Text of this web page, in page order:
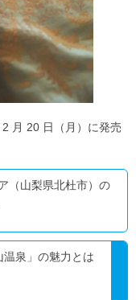
月 20 日（月）に発売
（⼭梨県北杜市）の
泉」の魅力とは